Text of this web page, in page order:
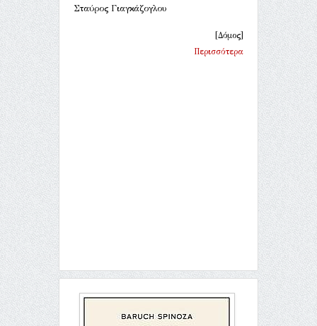
Σταύρος Γιαγκάζογλου
[Δόμος]
Περισσότερα